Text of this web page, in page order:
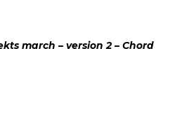
march – version 2 – Chord